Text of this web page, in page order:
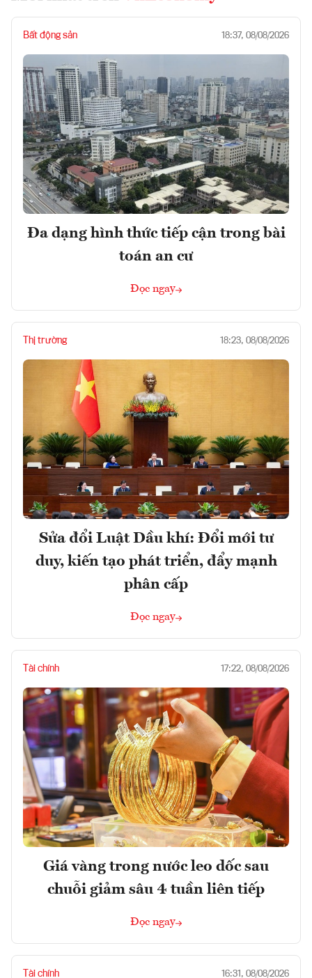
Bất động sản 18:37, 08/08/2026
Đa dạng hình thức tiếp cận trong bài
toán an cư
Đọc ngay
Thị trường 18:23, 08/08/2026
Sửa đổi Luật Dầu khí: Đổi mới tư
duy, kiến tạo phát triển, đẩy mạnh
phân cấp
Đọc ngay
Tài chính 17:22, 08/08/2026
Giá vàng trong nước leo dốc sau
chuỗi giảm sâu 4 tuần liên tiếp
Đọc ngay
Tài chính 16:31, 08/08/2026